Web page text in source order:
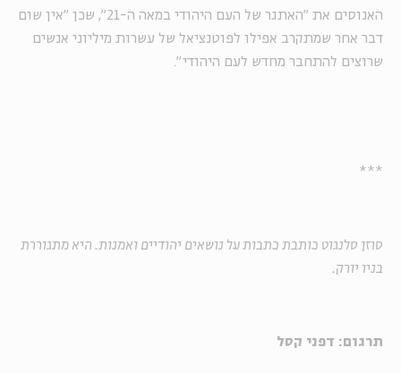
האנוסים את "האתגר של העם היהודי במאה ה-21", שכן "אין שום
דבר אחר שמתקרב אפילו לפוטנציאל של עשרות מיליוני אנשים
שרוצים להתחבר מחדש לעם היהודי".
***
סוזן סלנגוט כותבת כתבות על נושאים יהודיים ואמנות. היא מתגוררת
בניו יורק.
תרגום: דפני קסל